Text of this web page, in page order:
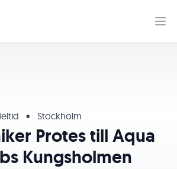
• Stockholm
Protes till Aqua
Kungsholmen